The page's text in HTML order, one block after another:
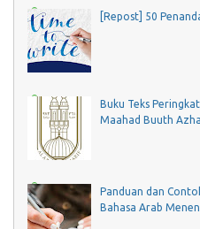
[Repost] 50
Buku Teks
Maahad Buuth
Panduan dan
Bahasa Arab